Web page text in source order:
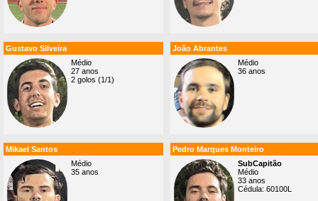
Gustavo Silveira
Médio
27 anos
2 golos (1/1)
João Abrantes
Médio
36 anos
Mikael Santos
Médio
35 anos
Pedro Marques Monteiro
SubCapitão
Médio
33 anos
Cédula: 60100L